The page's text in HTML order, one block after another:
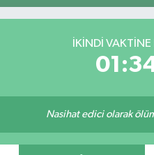
İKINDI
Nasihat edici olarak